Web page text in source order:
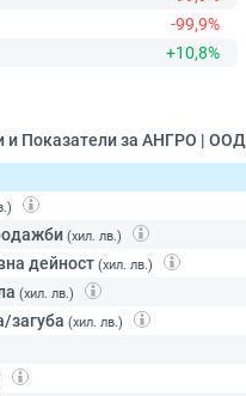
-99,9%
+10,8%
и Показатели за АНГРО | ООД
(хил. лв.)
дейност (хил. лв.)
(хил. лв.)
загуба (хил. лв.)